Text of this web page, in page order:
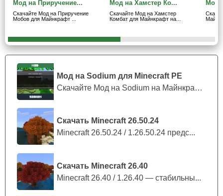
Мод на Sodium для Minecraft PE
Скачайте Мод на Sodium на Майнкрафт П...
Скачать Minecraft 26.50.24
Minecraft 26.50.24 / 1.26.50.24 предс...
Скачать Minecraft 26.40
Minecraft 26.40 / 1.26.40 — стабильны...
Броня
мобов для Майнкрафт ПЕ убьёт достаточно существ
одной стихии, то он получит особую броню, благодаря
которой он сможет стать
Также особое внимание автора упало на оружие, ведь
мечи, сделанные из драконов, обладают высоким
уроном.
Урон наносится огнём.
Мод на Приручение...
Скачайте Мод на Приручение
Мобов для Майнкрафт ...
Мод на Хамстер Ко...
Скачайте Мод на Хамстер
Комбат для Майнкрафт на...
Мод